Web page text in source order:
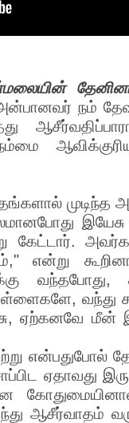
நம்
முடிந்த
கேட்டார்.
என்று
வந்தபோது,
வந்து
ஏற்கனவே மீன்
என்பதுபோல்
ஏதாவது
ஆசீர்வாதம்